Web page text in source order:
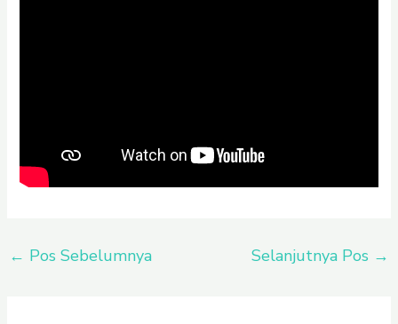
← Pos Sebelumnya Selanjutnya Pos →